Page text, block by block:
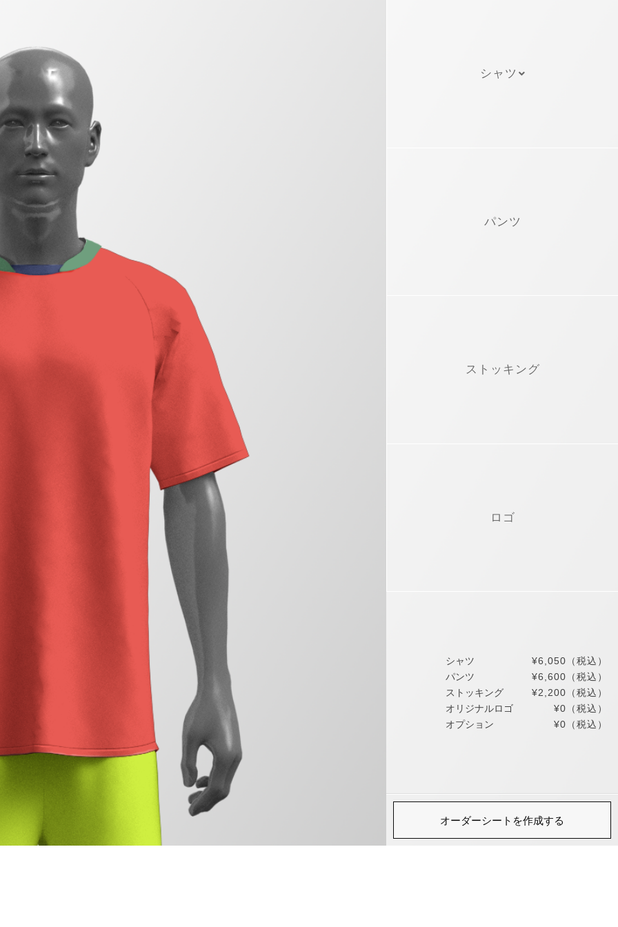
シャツ
パンツ
ストッキング
ロゴ
シャツ ¥6,050 （税込）
パンツ
¥6,600 （税込）
ストッキング
¥2,200 （税込）
オリジナルロゴ
¥0 （税込）
オプション
¥0 （税込）
オーダーシートを作成する